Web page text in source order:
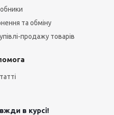
та обміну
продажу товарів
в курсі!